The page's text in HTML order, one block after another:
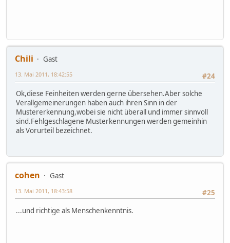
Chili
Gast
#24
13. Mai 2011, 18:42:55
Ok,diese Feinheiten werden gerne übersehen.Aber solche
Verallgemeinerungen haben auch ihren Sinn in der
Mustererkennung,wobei sie nicht überall und immer sinnvoll
sind.Fehlgeschlagene Musterkennungen werden gemeinhin
als Vorurteil bezeichnet.
cohen
Gast
#25
13. Mai 2011, 18:43:58
...und richtige als Menschenkenntnis.